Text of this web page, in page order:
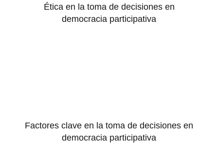
Ética en la toma de decisiones en
democracia participativa
Factores clave en la toma de decisiones en
democracia participativa